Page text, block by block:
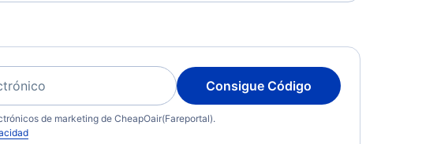
Consigue Código
de marketing de CheapOair(Fareportal).